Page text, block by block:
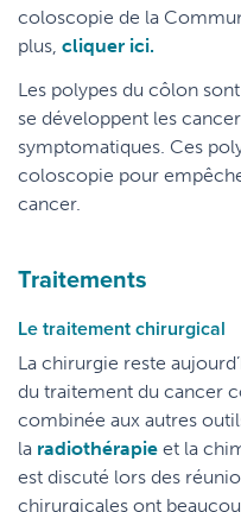
coloscopie de la
plus, cliquer ici.
Les polypes du côlon
se développent les
symptomatiques. Ces
coloscopie pour
cancer.
Traitements
Le traitement chirurgical
La chirurgie reste
du traitement du cancer
combinée aux autres
la radiothérapie et la
est discuté lors des
chirurgicales ont